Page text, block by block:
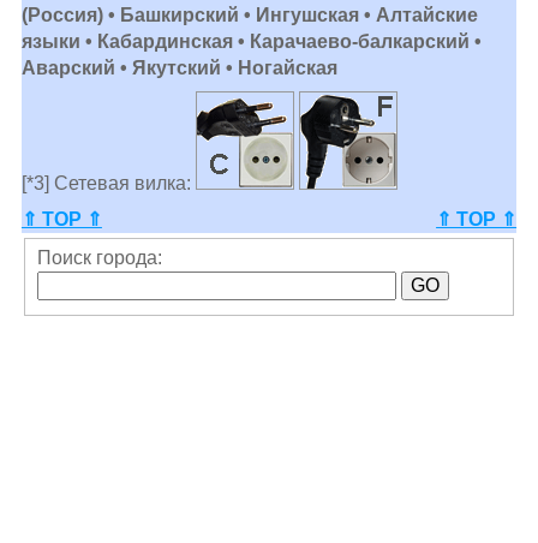
(Россия) • Башкирский • Ингушская • Алтайские
языки • Кабардинская • Карачаево-балкарский •
Аварский • Якутский • Ногайская
[*3] Сетевая вилка:
⇑ TOP ⇑
⇑ TOP ⇑
Поиск города: